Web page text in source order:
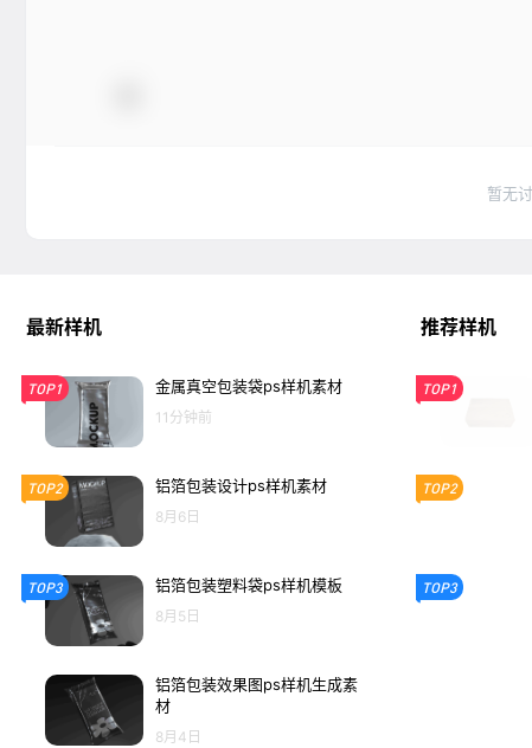
暂无
最新样机
TOP1 金属真空包装袋ps样机素材
11分钟前
TOP2 铝箔包装设计ps样机素材
8月6日
TOP3 铝箔包装塑料袋ps样机模板
8月5日
铝箔包装效果图ps样机生成素
材
8月4日
推荐样机
TOP1
TOP2
TOP3